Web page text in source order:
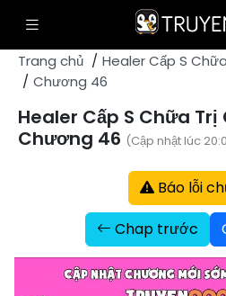
Trang chủ
Healer Cấp S
Chương 46
Healer Cấp S Chữa
Chương 46 (Cập nhật lúc
Báo lỗi
Chap trước